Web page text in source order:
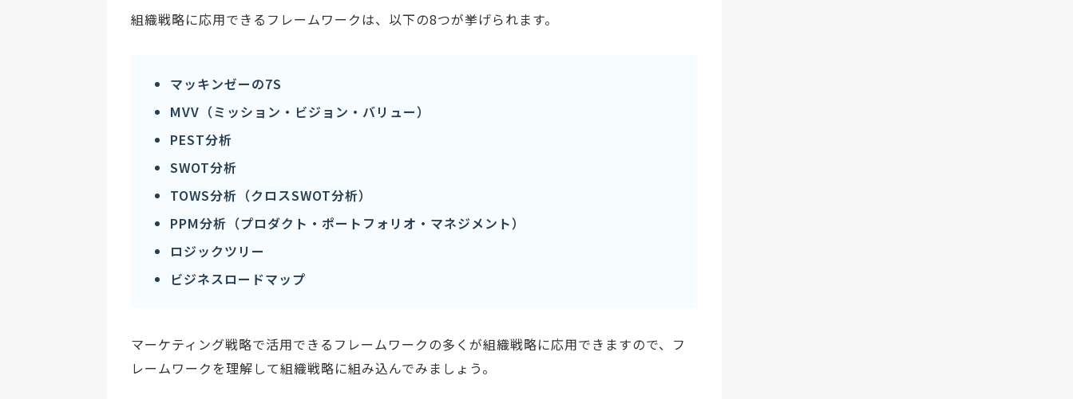
組織戦略に応用できるフレームワークは、以下の8つが挙げられます。
マッキンゼーの7S
MVV（ミッション・ビジョン・バリュー）
PEST分析
SWOT分析
TOWS分析（クロスSWOT分析）
PPM分析（プロダクト・ポートフォリオ・マネジメント）
ロジックツリー
ビジネスロードマップ
マーケティング戦略で活用できるフレームワークの多くが組織戦略に応用できますので、フ
レームワークを理解して組織戦略に組み込んでみましょう。